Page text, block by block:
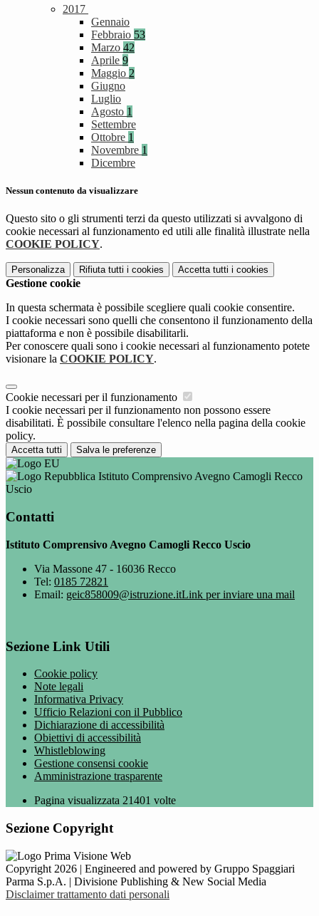
2017
Gennaio
Febbraio 53
Marzo 42
Aprile 9
Maggio 2
Giugno
Luglio
Agosto 1
Settembre
Ottobre 1
Novembre 1
Dicembre
Nessun contenuto da visualizzare
Questo sito o gli strumenti terzi da questo utilizzati si avvalgono di
cookie necessari al funzionamento ed utili alle finalità illustrate nella
COOKIE POLICY.
Personalizza Rifiuta tutti i cookies Accetta tutti i cookies
Gestione cookie
In questa schermata è possibile scegliere quali cookie consentire.
I cookie necessari sono quelli che consentono il funzionamento della
piattaforma e non è possibile disabilitarli.
Per conoscere quali sono i cookie necessari al funzionamento potete
visionare la COOKIE POLICY.
Cookie necessari per il funzionamento
I cookie necessari per il funzionamento non possono essere
disabilitati. È possibile consultare l'elenco nella pagina della cookie
policy.
Accetta tutti Salva le preferenze
Istituto Comprensivo Avegno Camogli Recco
Uscio
Contatti
Istituto Comprensivo Avegno Camogli Recco Uscio
Via Massone 47 - 16036 Recco
Tel: 0185 72821
Email: geic858009@istruzione.itLink per inviare una mail
Sezione Link Utili
Cookie policy
Note legali
Informativa Privacy
Ufficio Relazioni con il Pubblico
Dichiarazione di accessibilità
Obiettivi di accessibilità
Whistleblowing
Gestione consensi cookie
Amministrazione trasparente
Pagina visualizzata 21401 volte
Sezione Copyright
Copyright 2026 | Engineered and powered by Gruppo Spaggiari
Parma S.p.A. | Divisione Publishing & New Social Media
Disclaimer trattamento dati personali